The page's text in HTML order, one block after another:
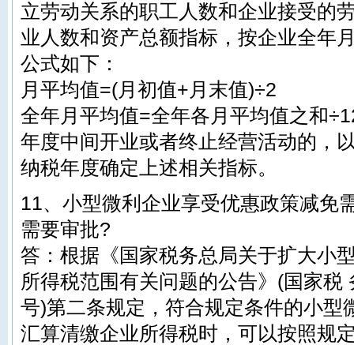
立劳动关系的职工人数和企业接受的
业人数和资产总额指标，按企业全年
公式如下：
月平均值=(月初值+月末值)÷2
全年月平均值=全年各月平均值之和
年度中间开业或者终止经营活动的，
纳税年度确定上述相关指标。
11、小型微利企业享受优惠政策减免
需要审批?
答：根据《国家税务总局关于扩大小
所得税范围有关问题的公告》(国家税
号)第二条规定，符合规定条件的小型
汇算清缴企业所得税时，可以按照规